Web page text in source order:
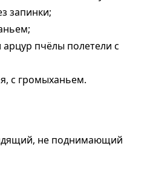
запинки;
пчёлы полетели с
с громыханьем.
не поднимающий